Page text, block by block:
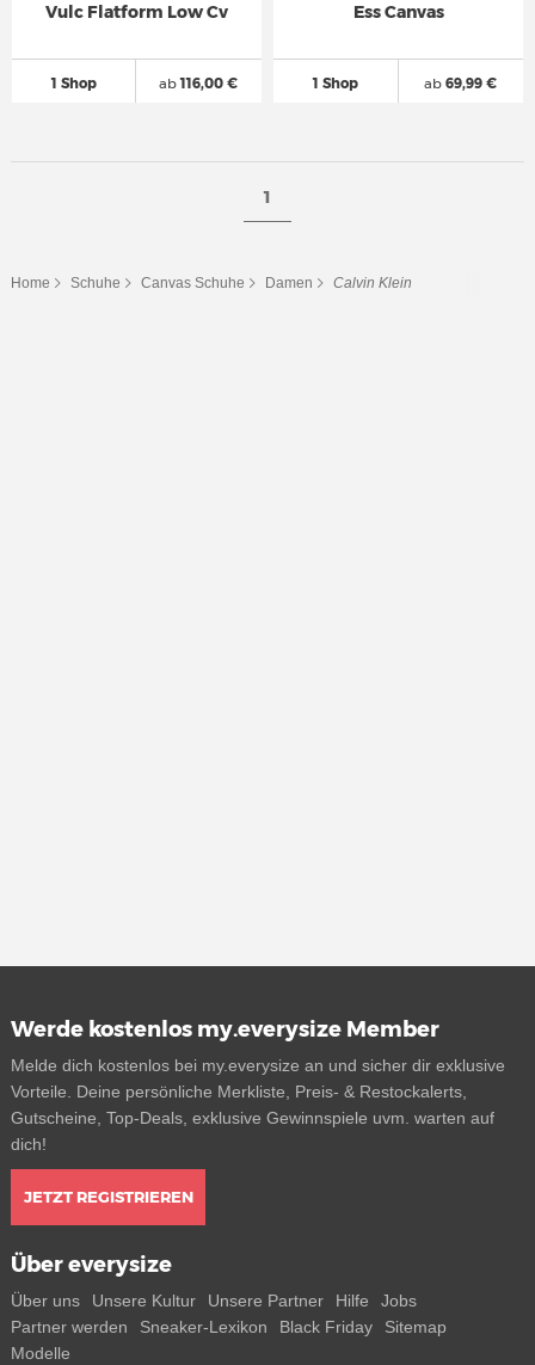
Vulc Flatform Low Cv
1 Shop ab116,00 €
Ess Canvas
1 Shop ab 69,99 €
1
Home Schuhe Canvas Schuhe Damen Calvin Klein
Werde kostenlos my.everysize Member
Melde dich kostenlos bei my.everysize an und sicher dir exklusive
Vorteile. Deine persönliche Merkliste, Preis- & Restockalerts,
Gutscheine, Top-Deals, exklusive Gewinnspiele uvm. warten auf
dich!
JETZT REGISTRIEREN
Über everysize
Über uns Unsere Kultur Unsere Partner Hilfe
Jobs
Partner werden
Sneaker-Lexikon Black Friday
Sitemap
Modelle